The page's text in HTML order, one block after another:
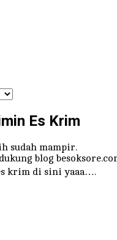
Es Krim
sudah mampir.
blog
krim di sini yaaa….